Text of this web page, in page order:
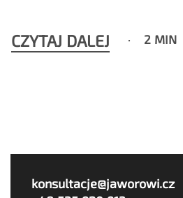
CZYTAJ DALEJ 2 MIN
konsultacje@jaworowi.cz